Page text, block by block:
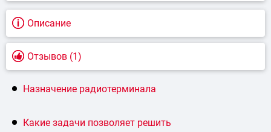
Описание
Отзывов (1)
Назначение радиотерминала
Какие задачи позволяет решить